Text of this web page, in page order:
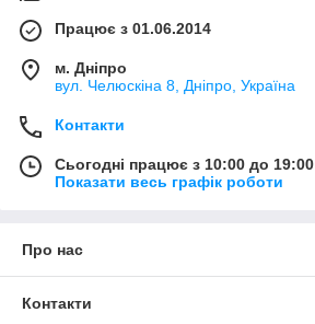
Працює з 01.06.2014
м. Дніпро
вул. Челюскіна 8, Дніпро, Україна
Контакти
Сьогодні працює з 10:00 до 19:00
Показати весь графік роботи
Про нас
Контакти